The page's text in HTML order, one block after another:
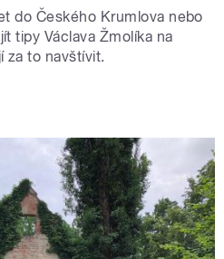
do Českého Krumlova nebo
tipy Václava Žmolíka na
za to navštívit.